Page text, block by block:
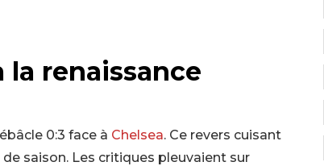
la renaissance
0:3 face à Chelsea. Ce revers cuisant
saison. Les critiques pleuvaient sur